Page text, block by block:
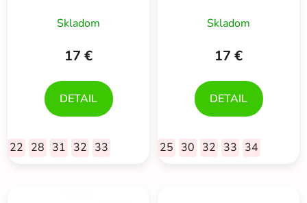
Skladom
17 €
DETAIL
22 28 31 32 33
Skladom
17 €
DETAIL
25 30 32 33 34